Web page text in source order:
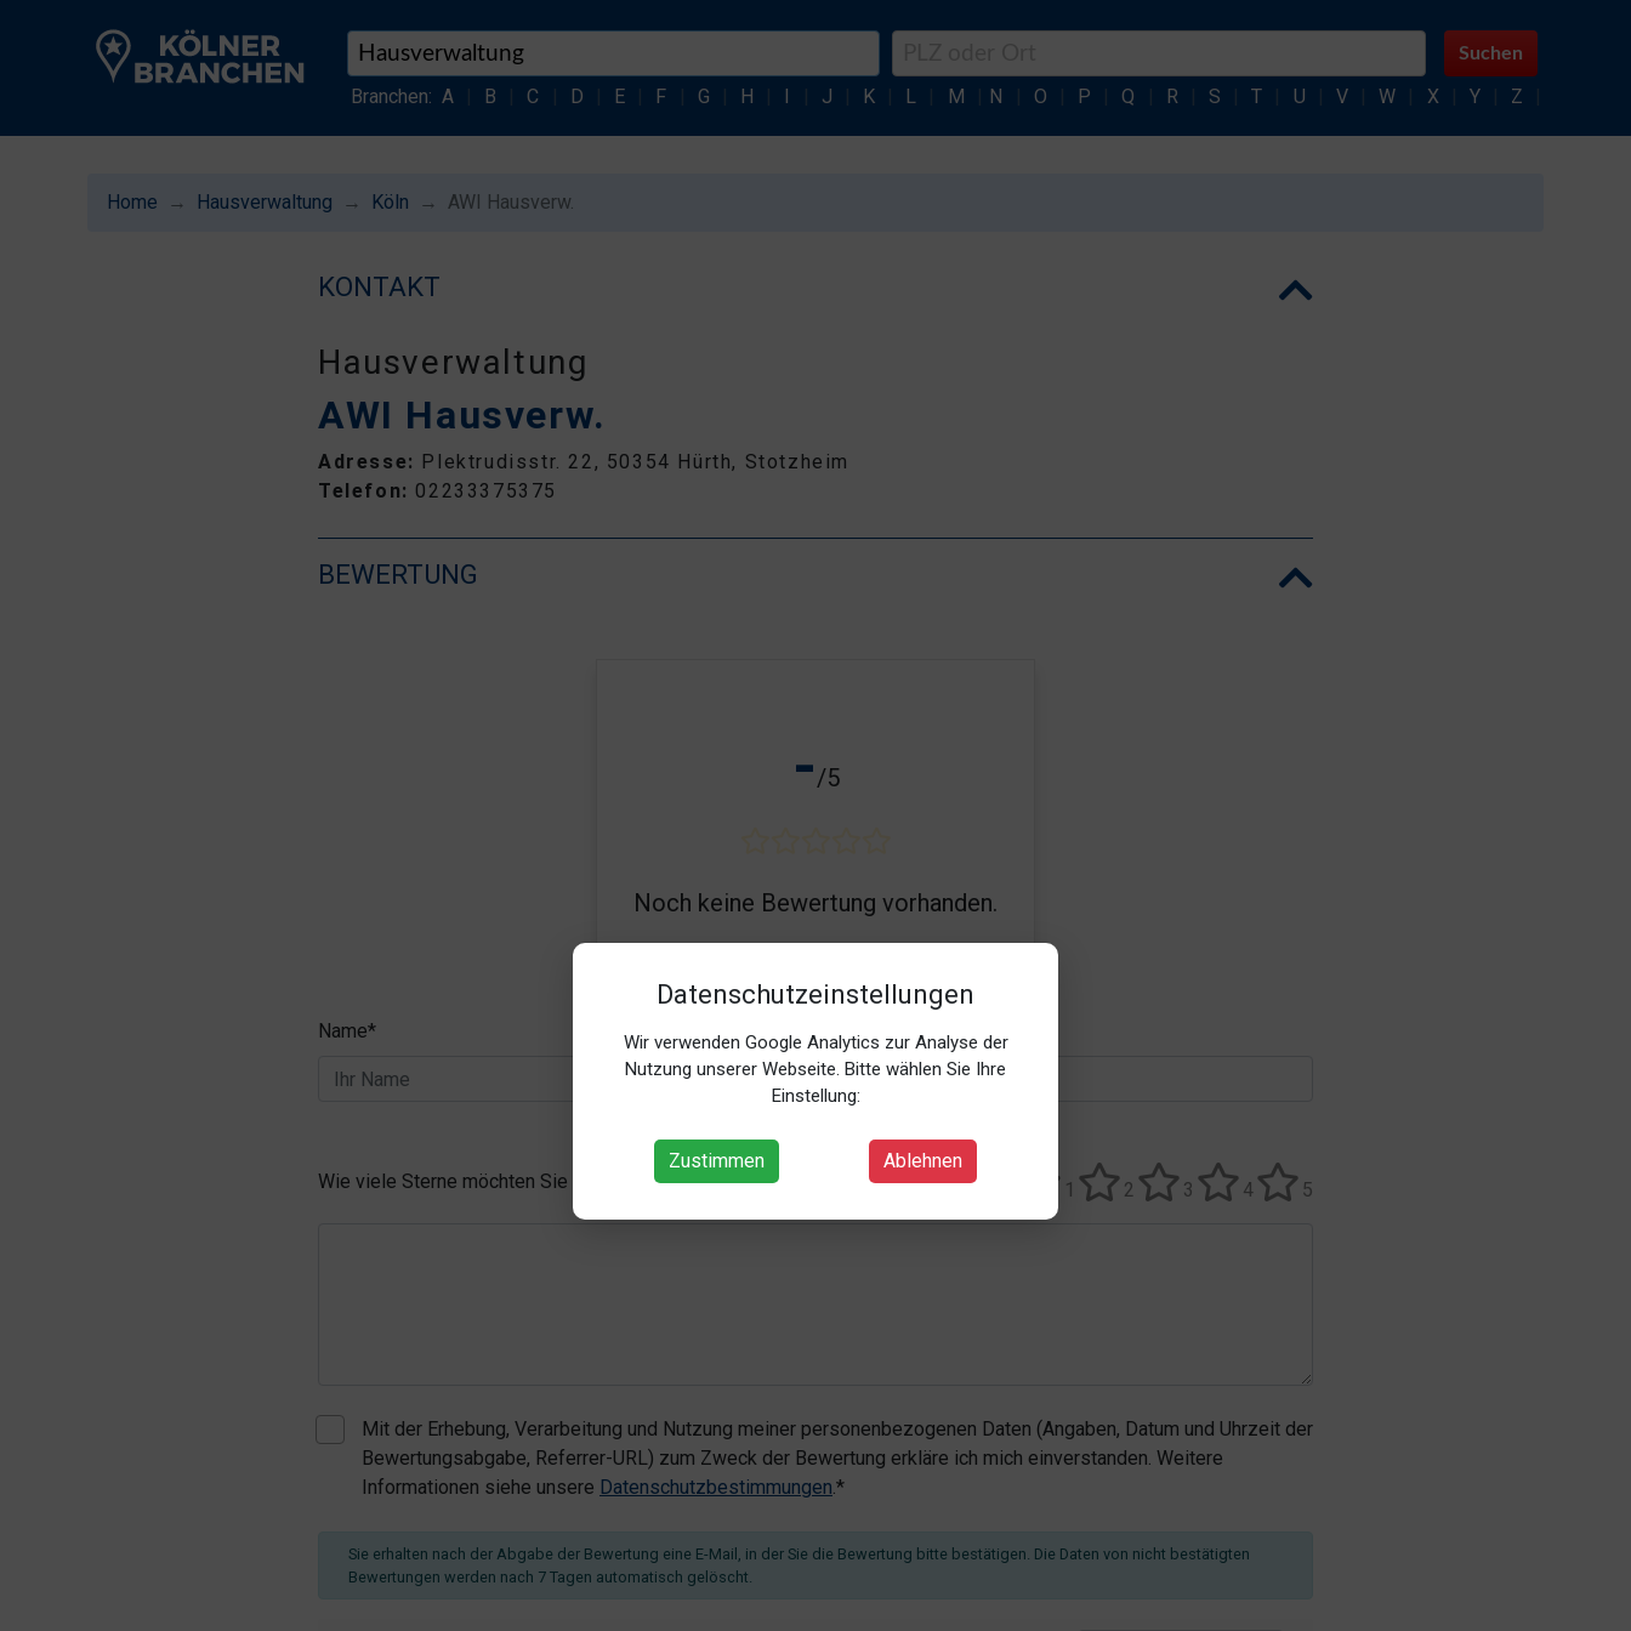
Datenschutzeinstellungen
Wir verwenden Google Analytics zur Analyse der
Nutzung unserer Webseite. Bitte wählen Sie Ihre
Einstellung:
Zustimmen Ablehnen
Suchen
Branchen: A B C D E F G H I J K L M N O P Q R S T U V W X Y Z
Home Hausverwaltung Köln AWI Hausverw.
KONTAKT
Hausverwaltung
AWI Hausverw.
Adresse: Plektrudisstr. 22, 50354 Hürth, Stotzheim
Telefon: 02233375375
BEWERTUNG
-/5
Noch keine Bewertung vorhanden.
Name* E-Mail*
Wie viele Sterne möchten Sie vergeben?* 5
4
3
2
1
Mit der Erhebung, Verarbeitung und Nutzung meiner personenbezogenen Daten (Angaben, Datum und Uhrzeit der
Bewertungsabgabe, Referrer-URL) zum Zweck der Bewertung erkläre ich mich einverstanden. Weitere
Informationen siehe unsere Datenschutzbestimmungen.*
Sie erhalten nach der Abgabe der Bewertung eine E-Mail, in der Sie die Bewertung bitte bestätigen. Die Daten von nicht bestätigten
Bewertungen werden nach 7 Tagen automatisch gelöscht.